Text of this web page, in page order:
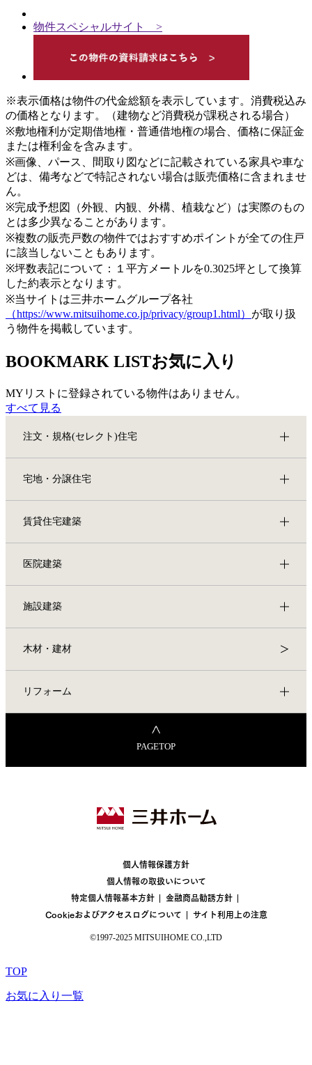
物件スペシャルサイト >
※表示価格は物件の代金総額を表示しています。消費税込み
の価格となります。（建物など消費税が課税される場合）
※敷地権利が定期借地権・普通借地権の場合、価格に保証金
または権利金を含みます。
※画像、パース、間取り図などに記載されている家具や車な
どは、備考などで特記されない場合は販売価格に含まれませ
ん。
※完成予想図（外観、内観、外構、植栽など）は実際のもの
とは多少異なることがあります。
※複数の販売戸数の物件ではおすすめポイントが全ての住戸
に該当しないこともあります。
※坪数表記について：１平方メートルを0.3025坪として換算
した約表示となります。
※当サイトは三井ホームグループ各社
（https://www.mitsuihome.co.jp/privacy/group1.html） が取り扱
う物件を掲載しています。
BOOKMARK LISTお気に入り
MYリストに登録されている物件はありません。
すべて見る
注文・規格(セレクト)住宅
宅地・分譲住宅
賃貸住宅建築
医院建築
施設建築
木材・建材
リフォーム
PAGETOP
個人情報保護方針
個人情報の取扱いについて
特定個人情報基本方針
金融商品勧誘方針
Cookieおよびアクセスログについて
サイト利用上の注意
©1997-2025 MITSUIHOME CO.,LTD
TOP
お気に入り一覧